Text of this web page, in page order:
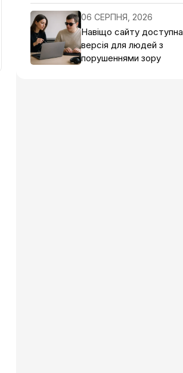
06 СЕРПНЯ, 2026
Навіщо сайту доступна
версія для людей з
порушеннями зору